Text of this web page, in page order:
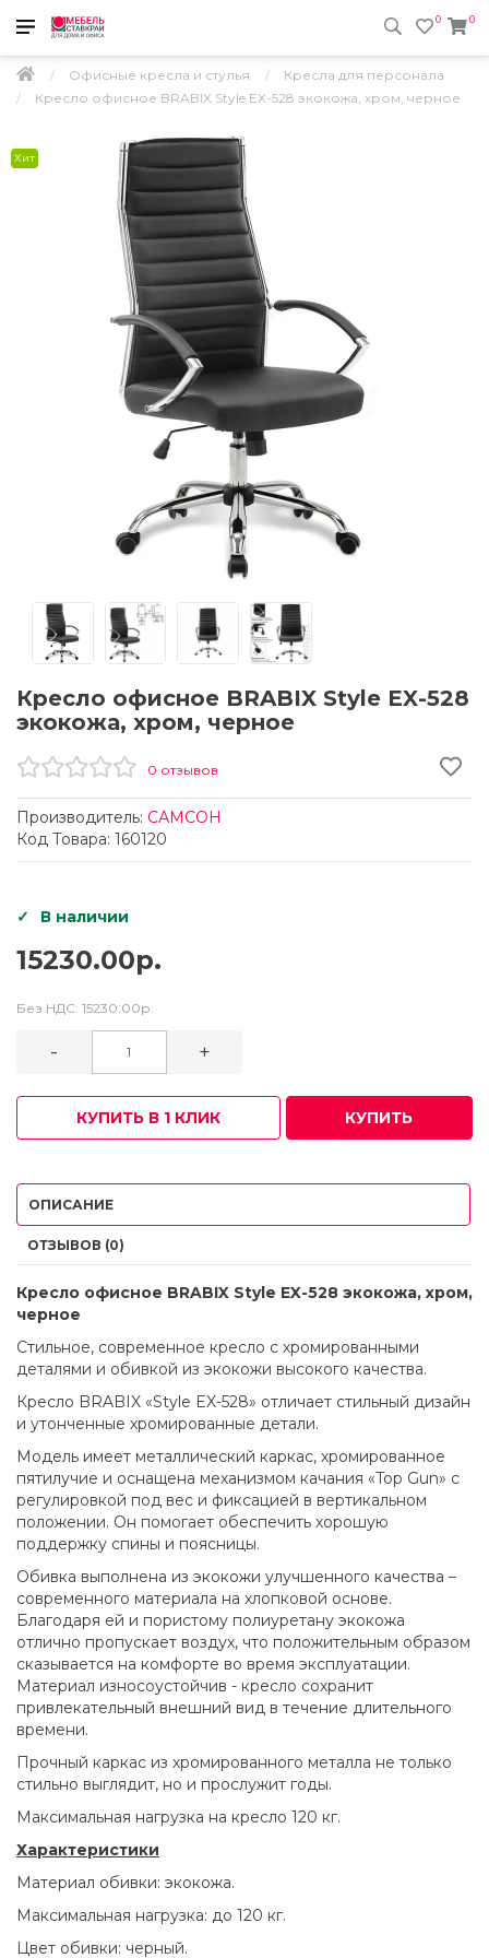
0
0
Офисные кресла и стулья
Кресла для персонала
Кресло офисное BRABIX Style EX-528 экокожа, хром, черное
Хит
Кресло офисное BRABIX Style EX-528
экокожа, хром, черное
0 отзывов
Производитель: САМСОН
Код Товара: 160120
В наличии
15230.00р.
Без НДС: 15230.00р.
- +
КУПИТЬ В 1 КЛИК КУПИТЬ
ОПИСАНИЕ
ОТЗЫВОВ (0)
Кресло офисное BRABIX Style EX-528 экокожа, хром,
черное
Стильное, современное кресло с хромированными
деталями и обивкой из экокожи высокого качества.
Кресло BRABIX «Style EX-528» отличает стильный дизайн
и утонченные хромированные детали.
Модель имеет металлический каркас, хромированное
пятилучие и оснащена механизмом качания «Top Gun» с
регулировкой под вес и фиксацией в вертикальном
положении. Он помогает обеспечить хорошую
поддержку спины и поясницы.
Обивка выполнена из экокожи улучшенного качества –
современного материала на хлопковой основе.
Благодаря ей и пористому полиуретану экокожа
отлично пропускает воздух, что положительным образом
сказывается на комфорте во время эксплуатации.
Материал износоустойчив - кресло сохранит
привлекательный внешний вид в течение длительного
времени.
Прочный каркас из хромированного металла не только
стильно выглядит, но и прослужит годы.
Максимальная нагрузка на кресло 120 кг.
Характеристики
Материал обивки: экокожа.
Максимальная нагрузка: до 120 кг.
Цвет обивки: черный.